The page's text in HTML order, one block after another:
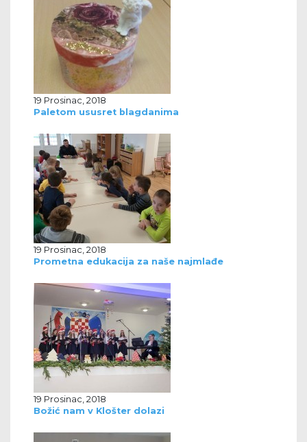
19 Prosinac, 2018
Paletom ususret blagdanima
19 Prosinac, 2018
Prometna edukacija za naše najmlađe
19 Prosinac, 2018
Božić nam v Klošter dolazi